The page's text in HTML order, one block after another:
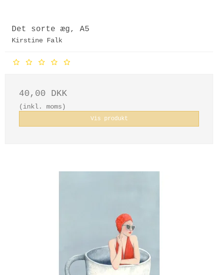
Det sorte æg, A5
Kirstine Falk
40,00 DKK
(inkl. moms)
Vis produkt